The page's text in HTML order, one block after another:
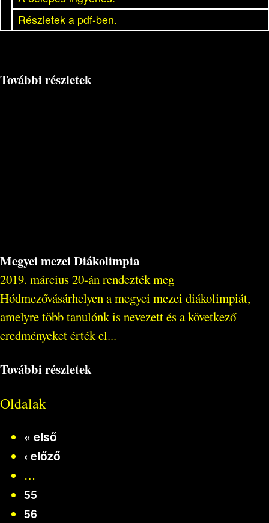
Részletek a pdf-ben.
További részletek
Megyei mezei Diákolimpia
2019. március 20-án rendezték meg
Hódmezővásárhelyen a megyei mezei diákolimpiát,
amelyre több tanulónk is nevezett és a következő
eredményeket érték el...
További részletek
Oldalak
« első
‹ előző
…
55
56